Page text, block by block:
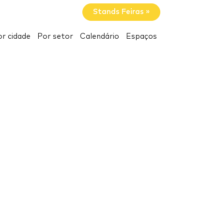
Stands Feiras »
cidade Por setor Calendário Espaços